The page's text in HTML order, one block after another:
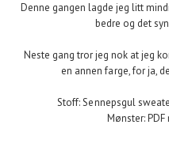
Denne gangen lagde jeg litt
bedre og det
Neste gang tror jeg nok at jeg
en annen farge, for ja,
Stoff: Sennepsgul
Mønster: